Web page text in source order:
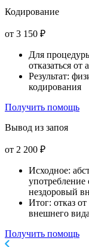
Кодирование
от 3 150 ₽
Для
отказаться от
Результат:
кодирования
Получить помощь
Вывод из запоя
от 2 200 ₽
Исходное:
употребление
нездоровый
Итог: отказ
внешнего
Получить помощь